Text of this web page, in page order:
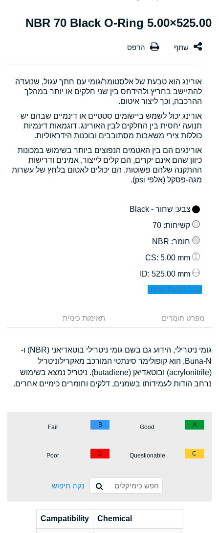
525.00×5.00 NBR 70 Black O-Ring
אורינג הוא טבעת של אלסטומר/גומי עם חתך עגול, שנועדה
להתיישב בחריץ ולהידחס בין שני חלקים או יותר במהלך
ההרכבה, וכך ליצור איטום.
אורינג יכול לשמש ביישומים סטטיים או דינמיים שבהם יש
תנועה יחסית בין החלקים לבין האורינג. דוגמאות דינמיות
כוללות צירי משאבות מסתובבים ובוכנות הידראוליות.
אורינגים הם בין האטמים הנפוצים ביותר בשימוש במכונות
כיוון שהם אינם יקרים, הם קלים לייצור, אמינים ודרישות
ההתקנה שלהם פשוטות. הם יכולים לאטום בלחץ של עשרות
מגה-פסקל (אלפי psi).
צבע: שחור - Black
קשיחות: 70
חומר: NBR
: 5.00 mm
: 525.00 mm
קבל הצעת מחיר
מפרט חומרים תאימות כימית
גומי ניטרילי, הידוע גם בשם גומי ניטרילי בוטאדיאני (NBR) ו-
Buna-N, הוא קופולימר סינתטי המורכב מאקרילוניטריל
(acrylonitrile) ובוטאדיאן (butadiene). ניטריל נמצא בשימוש
נרחב הודות לעמידותו בשמנים, דלקים וחומרים כימיים אחרים.
A
Good
B
Fair
C
Questionable
D
Poor
נקה חיפוש
Chemical
Campatibility